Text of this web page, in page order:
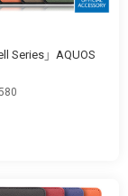
Series」AQUOS